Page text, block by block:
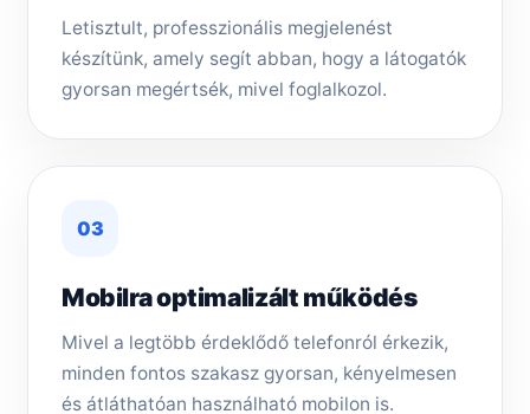
Letisztult, professzionális megjelenést
készítünk, amely segít abban, hogy a látogatók
gyorsan megértsék, mivel foglalkozol.
03
Mobilra optimalizált működés
Mivel a legtöbb érdeklődő telefonról érkezik,
minden fontos szakasz gyorsan, kényelmesen
és átláthatóan használható mobilon is.